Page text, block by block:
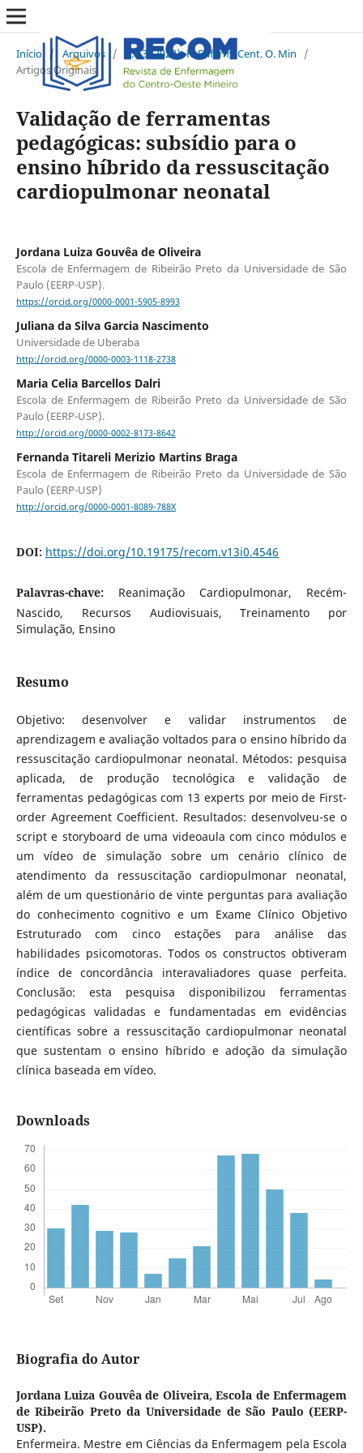
Início / Arquivos / v. 13 (2023): R. Enferm. Cent. O. Min
/
Artigos Originais
Validação de ferramentas
pedagógicas: subsídio para o
ensino híbrido da ressuscitação
cardiopulmonar neonatal
Jordana Luiza Gouvêa de Oliveira
Escola de Enfermagem de Ribeirão Preto da Universidade de São
Paulo (EERP-USP).
https://orcid.org/0000-0001-5905-8993
Juliana da Silva Garcia Nascimento
Universidade de Uberaba
http://orcid.org/0000-0003-1118-2738
Maria Celia Barcellos Dalri
Escola de Enfermagem de Ribeirão Preto da Universidade de São
Paulo (EERP-USP).
http://orcid.org/0000-0002-8173-8642
Fernanda Titareli Merizio Martins Braga
Escola de Enfermagem de Ribeirão Preto da Universidade de São
Paulo (EERP-USP)
http://orcid.org/0000-0001-8089-788X
DOI: https://doi.org/10.19175/recom.v13i0.4546
Palavras-chave: Reanimação Cardiopulmonar, Recém-
Nascido, Recursos Audiovisuais, Treinamento por
Simulação, Ensino
Resumo
Objetivo: desenvolver e validar instrumentos de
aprendizagem e avaliação voltados para o ensino híbrido da
ressuscitação cardiopulmonar neonatal. Métodos: pesquisa
aplicada, de produção tecnológica e validação de
ferramentas pedagógicas com 13 experts por meio de First-
order Agreement Coefficient. Resultados: desenvolveu-se o
script e storyboard de uma videoaula com cinco módulos e
um vídeo de simulação sobre um cenário clínico de
atendimento da ressuscitação cardiopulmonar neonatal,
além de um questionário de vinte perguntas para avaliação
do conhecimento cognitivo e um Exame Clínico Objetivo
Estruturado com cinco estações para análise das
habilidades psicomotoras. Todos os constructos obtiveram
índice de concordância interavaliadores quase perfeita.
Conclusão: esta pesquisa disponibilizou ferramentas
pedagógicas validadas e fundamentadas em evidências
científicas sobre a ressuscitação cardiopulmonar neonatal
que sustentam o ensino híbrido e adoção da simulação
clínica baseada em vídeo.
Downloads
Biografia do Autor
Jordana Luiza Gouvêa de Oliveira,Escola de Enfermagem
de Ribeirão Preto da Universidade de São Paulo (EERP-
USP).
Enfermeira. Mestre em Ciências da Enfermagem pela Escola